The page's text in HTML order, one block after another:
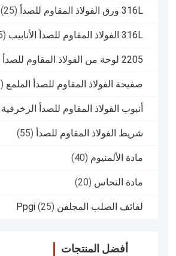
316L ورق الفولاذ المقاوم للصدأ (25)
316L الفولاذ المقاوم للصدأ الأنابيب (15)
2205 لوحة من الفولاذ المقاوم للصدأ
صفيحة الفولاذ المقاوم للصدأ الملمع (50)
أنبوب الفولاذ المقاوم للصدأ الزخرفية
شريط الفولاذ المقاوم للصدأ (55)
مادة الألمنيوم (40)
مادة النحاس (20)
لفائف الصلب المجلفن Ppgi (25)
أفضل المنتجات